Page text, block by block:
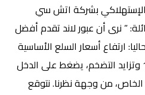
بشركة اتش سي
” نرى أن عبور لاند تقدم أفضل
ارتفاع أسعار السلع الأساسية
العالمية وطول أمد كوفيد-19 وتزايد التضخم، يضغط على الدخل
الخاص، من وجهة نظرنا. نتوقع